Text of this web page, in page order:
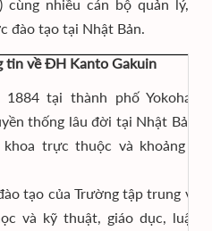
cùng nhiều cán bộ quản lý,
đào tạo tại Nhật Bản.
tin về ĐH Kanto Gakuin
tại thành phố
thống lâu đời tại Nhật Bản.
trực thuộc và khoảng
tạo của Trường tập trung vào
và kỹ thuật, giáo dục, luật,